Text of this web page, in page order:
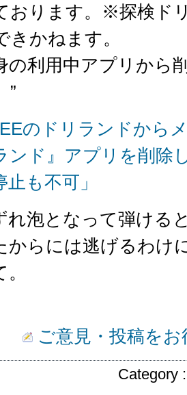
おります。※探検ド
かねます。
の利用中アプリから
”
のドリランドから
ド』アプリを削除
も不可」
泡となって弾ける
からには逃げるわけ
ご意見・投稿を
Category